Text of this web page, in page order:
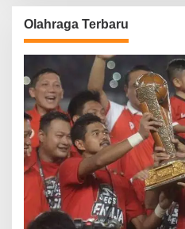
Olahraga Terbaru